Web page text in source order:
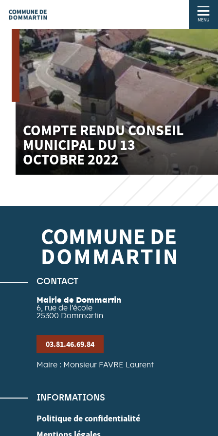
MENU
COMPTE RENDU CONSEIL
MUNICIPAL DU 13
OCTOBRE 2022
CONTACT
Mairie de Dommartin
6, rue de l'école
25300 Dommartin
03.81.46.69.84
Maire : Monsieur FAVRE Laurent
INFORMATIONS
Politique de confidentialité